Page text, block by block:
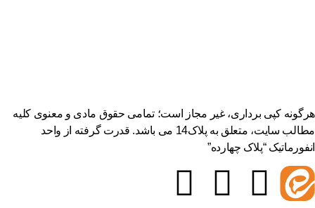
کپی برداری، غیر مجاز است؛ تمامی حقوق مادی و معنوی کلیه
مطالب سایت، متعلق به پلاک14 می باشد. قدرت گرفته از واحد
“پلاک چهارده”